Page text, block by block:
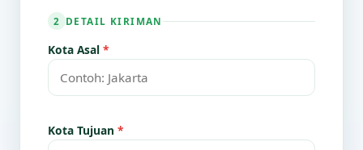
2 DETAIL KIRIMAN
Kota Asal *
Kota Tujuan *